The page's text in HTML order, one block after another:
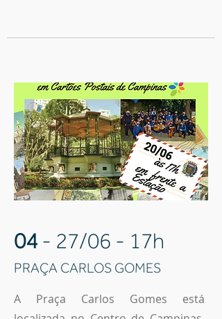
04 - 27/06 - 17h
PRAÇA CARLOS GOMES
A Praça Carlos Gomes está